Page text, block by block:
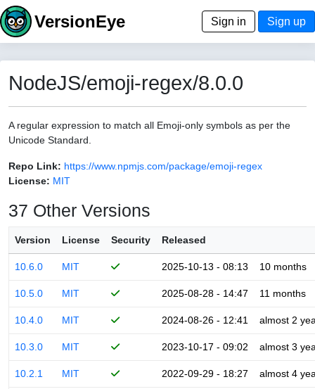
VersionEye Sign in Sign up
NodeJS/emoji-regex/8.0.0
A regular expression to match all Emoji-only symbols as per the
Unicode Standard.
Repo Link: https://www.npmjs.com/package/emoji-regex
License: MIT
37 Other Versions
Version License Security Released
10.6.0 MIT 2025-10-13 - 08:13 10 months
10.5.0 MIT 2025-08-28 - 14:47 11 months
10.4.0 MIT 2024-08-26 - 12:41 almost 2
10.3.0 MIT 2023-10-17 - 09:02 almost 3
10.2.1 MIT 2022-09-29 - 18:27 almost 4